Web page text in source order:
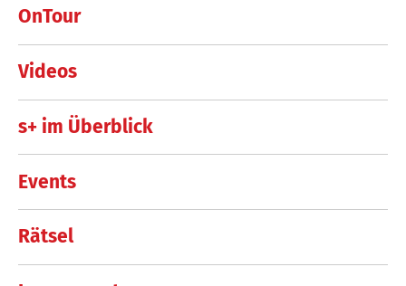
OnTour
Videos
s+ im Überblick
Events
Rätsel